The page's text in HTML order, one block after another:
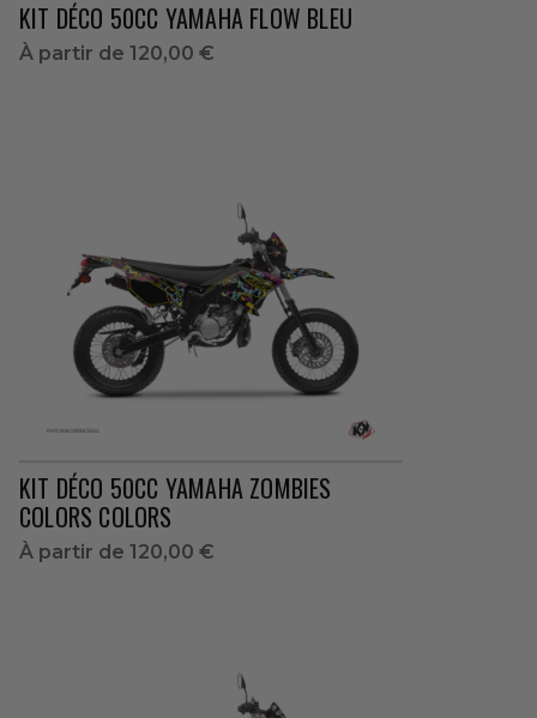
KIT DÉCO 50CC YAMAHA FLOW BLEU
À partir de 120,00 €
KIT DÉCO 50CC YAMAHA ZOMBIES
COLORS COLORS
À partir de 120,00 €